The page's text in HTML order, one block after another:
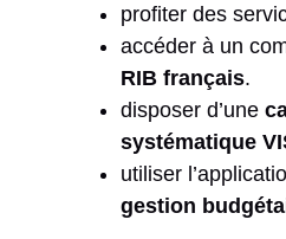
profiter des
accéder à un
RIB français.
disposer d’une
systématique
utiliser
gestion